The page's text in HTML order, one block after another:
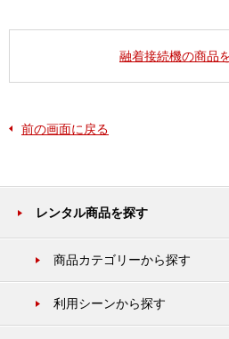
融着接続機の商品
前の画面に戻る
レンタル商品を探す
商品カテゴリーから探す
利用シーンから探す